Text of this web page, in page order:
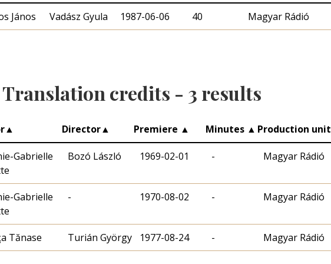
János Vadász Gyula 1987-06-06 40 Magyar Rádió
Translation credits - 3 results
▲ Director▲ Premiere ▲ Minutes ▲ Production unit
Gabrielle
Bozó László 1969-02-01 - Magyar Rádió
Gabrielle
- 1970-08-02 - Magyar Rádió
Tănase Turián György 1977-08-24 - Magyar Rádió